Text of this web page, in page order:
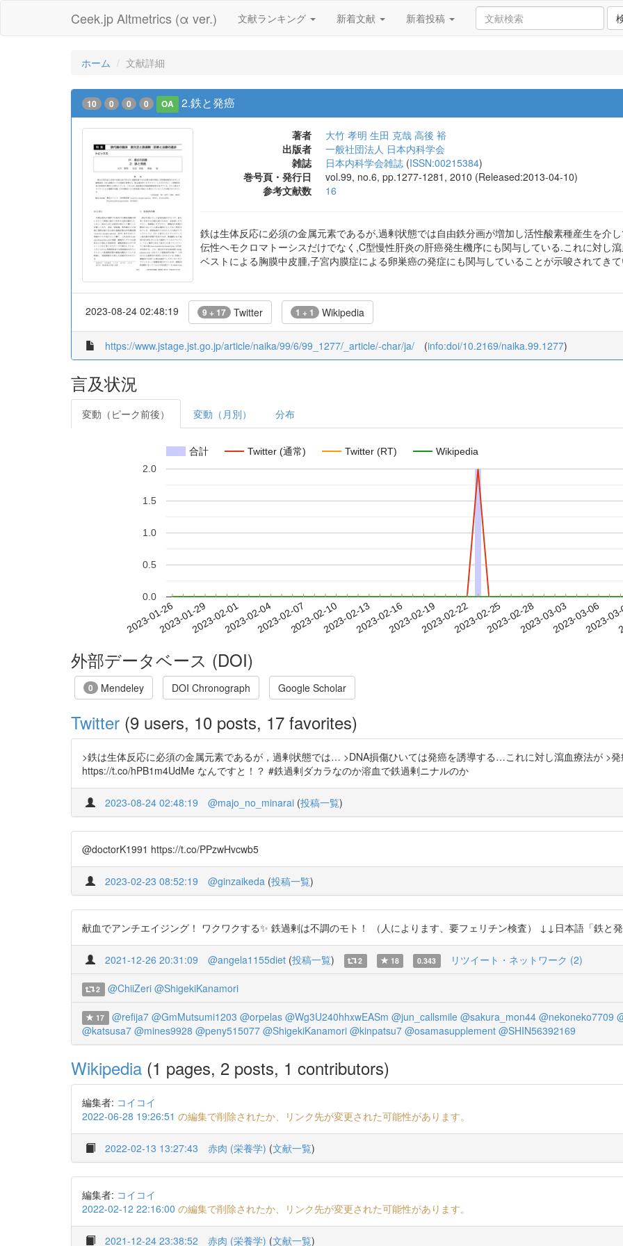
Ceek.jp Altmetrics (α ver.) 文献ランキング 新着文献 新着投稿
ホーム 文献詳細
10 0 0 0 OA 2.鉄と発癌
著者 大竹 孝明 生田 克哉 高後 裕
出版者
一般社団法人 日本内科学会
雑誌
日本内科学会雑誌 (ISSN:00215384)
巻号頁・発行日
vol.99, no.6, pp.1277-1281, 2010 (Released:2013-04-10)
参考文献数
16
鉄は生体反応に必須の金属元素であるが,過剰状態では自由鉄分画が増加し活性酸素種産生を介
伝性ヘモクロマトーシスだけでなく,C型慢性肝炎の肝癌発生機序にも関与している.これに対し
ベストによる胸膜中皮腫,子宮内膜症による卵巣癌の発症にも関与していることが示唆されてき
2023-08-24 02:48:19 9 + 17 Twitter 1 + 1 Wikipedia
https://www.jstage.jst.go.jp/article/naika/99/6/99_1277/_article/-char/ja/ (info:doi/10.2169/naika.99.1277)
言及状況
変動（ピーク前後） 変動（月別） 分布
合計 Twitter (通常) Twitter (RT) Wikipedia
2023-01-262023-01-292023-02-012023-02-042023-02-072023-02-102023-02-132023-02-162023-02-192023-02-222023-02-252023-02-282023-03-032023-03-06
2023-
0.0
0.5
1.0
1.5
2.0
外部データベース (DOI)
0 Mendeley DOI Chronograph Google Scholar
Twitter (9 users, 10 posts, 17 favorites)
>鉄は生体反応に必須の金属元素であるが，過剰状態では… >DNA損傷ひいては発癌を誘導する…これに対し瀉血療法が >
https://t.co/hPB1m4UdMe なんですと！？ #鉄過剰ダカラなのか溶血で鉄過剰ニナルのか
2023-08-24 02:48:19 @majo_no_minarai (投稿一覧)
@doctorK1991 https://t.co/PPzwHvcwb5
2023-02-23 08:52:19 @ginzaikeda (投稿一覧)
献血でアンチエイジング！ ワクワクする✨ 鉄過剰は不調のモト！ （人によります、要フェリチン検査） ↓↓日本語「鉄と
2021-12-26 20:31:09 @angela1155diet (投稿一覧) 2 18 0.343 リツイート・ネットワーク (2)
2 @ChiiZeri @ShigekiKanamori
17 @refija7 @GmMutsumi1203 @orpelas @Wg3U240hhxwEASm @jun_callsmile @sakura_mon44 @nekoneko7709
@katsusa7 @mines9928 @peny515077 @ShigekiKanamori @kinpatsu7 @osamasupplement @SHIN56392169
Wikipedia (1 pages, 2 posts, 1 contributors)
編集者: コイコイ
2022-06-28 19:26:51 の編集で削除されたか、リンク先が変更された可能性があります。
2022-02-13 13:27:43 赤肉 (栄養学) (文献一覧)
編集者: コイコイ
2022-02-12 22:16:00 の編集で削除されたか、リンク先が変更された可能性があります。
2021-12-24 23:38:52 赤肉 (栄養学) (文献一覧)